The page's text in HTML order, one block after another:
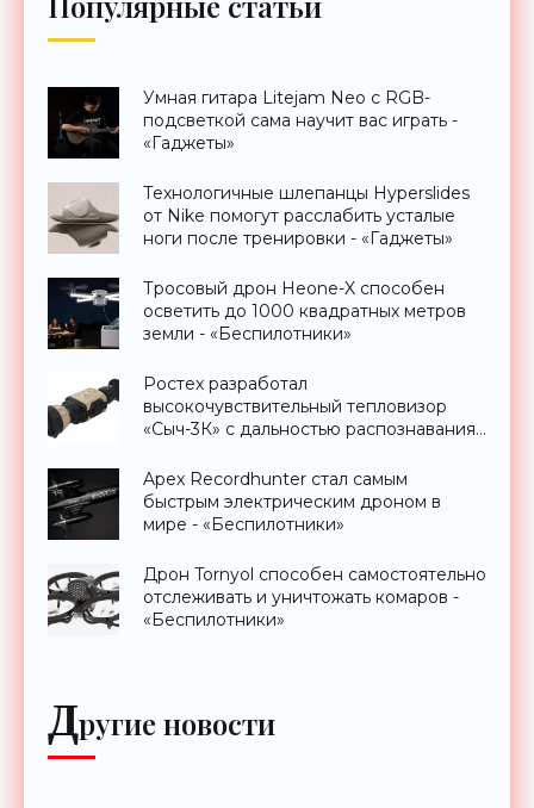
Умная гитара Litejam Neo с RGB-
подсветкой сама научит вас играть -
«Гаджеты»
Технологичные шлепанцы Hyperslides
от Nike помогут расслабить усталые
ноги после тренировки - «Гаджеты»
Тросовый дрон Heone-X способен
осветить до 1000 квадратных метров
земли - «Беспилотники»
Ростех разработал
высокочувствительный тепловизор
«Сыч-3К» с дальностью распознавания
Apex Recordhunter стал самым
быстрым электрическим дроном в
мире - «Беспилотники»
Дрон Tornyol способен самостоятельно
отслеживать и уничтожать комаров -
«Беспилотники»
Другие новости